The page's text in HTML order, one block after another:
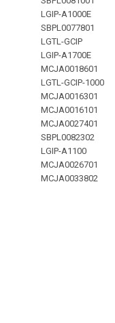
LGIP-A1000E
SBPL0077801
LGTL-GCIP
LGIP-A1700E
MCJA0018601
LGTL-GCIP-1000
MCJA0016301
MCJA0016101
MCJA0027401
SBPL0082302
LGIP-A1100
MCJA0026701
MCJA0033802